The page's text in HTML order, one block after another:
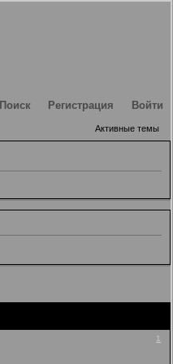
Поиск Регистрация Войти
Активные темы
1